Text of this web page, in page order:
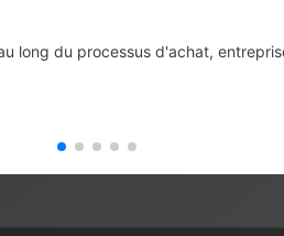
long du processus d'achat,